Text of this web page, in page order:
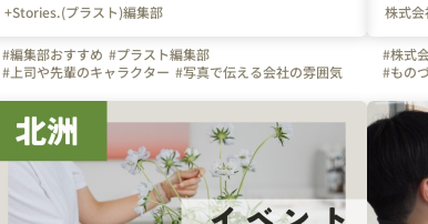
+Stories.(プラスト)編集部
#編集部おすすめ #プラスト編集部
#上司や先輩のキャラクター #写真で伝える会社の雰囲気
#+Stories. #プラスストーリーズ #プラスト
#マイナビ転職
#弊社のすごいところ #自慢の福利厚生
#+Stories.(プラスト)編集部 #茨城県 #東京都 #千葉県
#埼玉県 #栃木県 #神奈川県 #北海道 #宮城県
#青森県
#岩手県
#愛知県 #静岡県 #長野県
#岡山県
#広島県 #福岡県 #佐賀県 #長崎県 #熊本県
#鹿児島県
#沖縄県 #京都府
株式
#株式
#もの